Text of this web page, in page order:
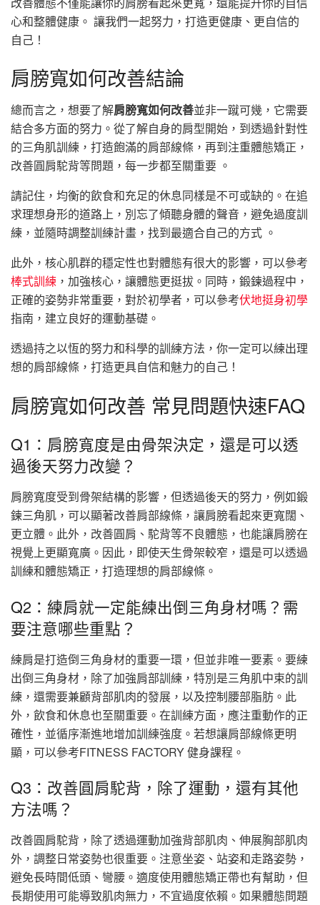
心和整體健康。 讓我們一起努力，打造更健康、更自信的
自己！
肩膀寬如何改善結論
總而言之，想要了解肩膀寬如何改善並非一蹴可幾，它需要
結合多方面的努力。從了解自身的肩型開始，到透過針對性
的三角肌訓練，打造飽滿的肩部線條，再到注重體態矯正，
改善圓肩駝背等問題，每一步都至關重要 。
請記住，均衡的飲食和充足的休息同樣是不可或缺的。在追
求理想身形的道路上，別忘了傾聽身體的聲音，避免過度訓
練，並隨時調整訓練計畫，找到最適合自己的方式 。
此外，核心肌群的穩定性也對體態有很大的影響，可以參考
棒式訓練 ，加強核心，讓體態更挺拔。同時，鍛鍊過程中，
正確的姿勢非常重要，對於初學者，可以參考伏地挺身初學
指南，建立良好的運動基礎。
透過持之以恆的努力和科學的訓練方法，你一定可以練出理
想的肩部線條，打造更具自信和魅力的自己！
肩膀寬如何改善 常見問題快速FAQ
Q1：肩膀寬度是由骨架決定，還是可以透
過後天努力改變？
肩膀寬度受到骨架結構的影響，但透過後天的努力，例如鍛
鍊三角肌，可以顯著改善肩部線條，讓肩膀看起來更寬闊、
更立體。此外，改善圓肩、駝背等不良體態，也能讓肩膀在
視覺上更顯寬廣。因此，即使天生骨架較窄，還是可以透過
訓練和體態矯正，打造理想的肩部線條。
Q2：練肩就一定能練出倒三角身材嗎？需
要注意哪些重點？
練肩是打造倒三角身材的重要一環，但並非唯一要素。要練
出倒三角身材，除了加強肩部訓練，特別是三角肌中束的訓
練，還需要兼顧背部肌肉的發展，以及控制腰部脂肪。此
外，飲食和休息也至關重要。在訓練方面，應注重動作的正
確性，並循序漸進地增加訓練強度。若想讓肩部線條更明
顯，可以參考FITNESS FACTORY 健身課程。
Q3：改善圓肩駝背，除了運動，還有其他
方法嗎？
改善圓肩駝背，除了透過運動加強背部肌肉、伸展胸部肌肉
外，調整日常姿勢也很重要。注意坐姿、站姿和走路姿勢，
避免長時間低頭、彎腰。適度使用體態矯正帶也有幫助，但
長期使用可能導致肌肉無力，不宜過度依賴。如果體態問題